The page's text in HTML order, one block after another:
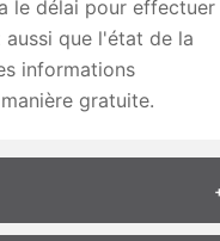
le délai pour effectuer
que l'état de la
informations
gratuite.